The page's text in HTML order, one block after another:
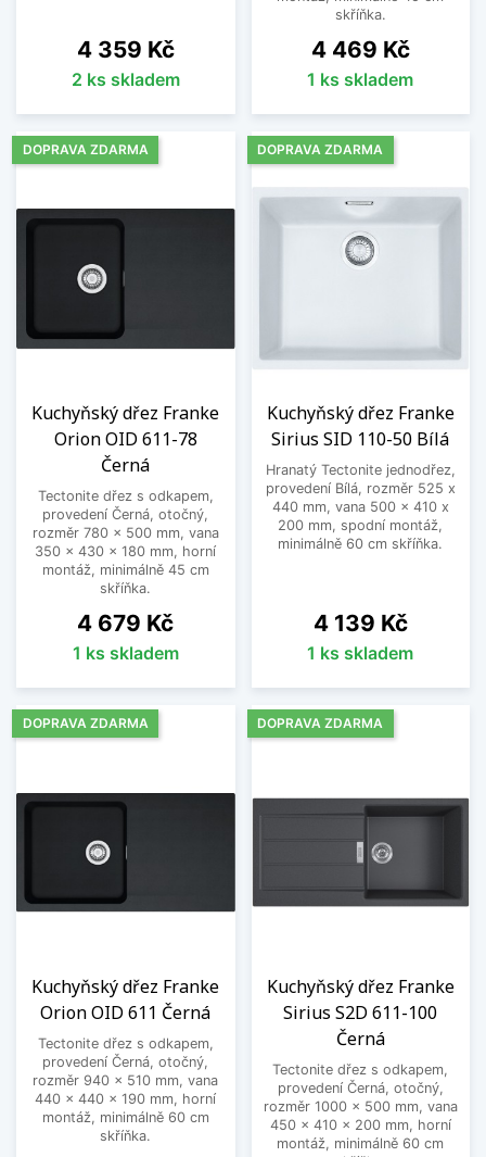
Cena
4 359 Kč
2 ks skladem
skříňka.
Cena
4 469 Kč
1 ks skladem
Kuchyňský dřez Franke
Orion OID 611-78
Černá
Tectonite dřez s odkapem,
provedení Černá, otočný,
rozměr 780 x 500 mm, vana
350 x 430 x 180 mm, horní
montáž, minimálně 45 cm
skříňka.
Cena
4 679 Kč
1 ks skladem
DOPRAVA ZDARMA
Kuchyňský dřez Franke
Sirius SID 110-50 Bílá
Hranatý Tectonite jednodřez,
provedení Bílá, rozměr 525 x
440 mm, vana 500 x 410 x
200 mm, spodní montáž,
minimálně 60 cm skříňka.
Cena
4 139 Kč
1 ks skladem
DOPRAVA ZDARMA
Kuchyňský dřez Franke
Orion OID 611 Černá
Tectonite dřez s odkapem,
provedení Černá, otočný,
rozměr 940 x 510 mm, vana
440 x 440 x 190 mm, horní
montáž, minimálně 60 cm
skříňka.
DOPRAVA ZDARMA
Kuchyňský dřez Franke
Sirius S2D 611-100
Černá
Tectonite dřez s odkapem,
provedení Černá, otočný,
rozměr 1000 x 500 mm, vana
450 x 410 x 200 mm, horní
montáž, minimálně 60 cm
DOPRAVA ZDARMA